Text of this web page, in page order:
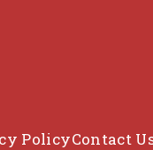
PolicyContact